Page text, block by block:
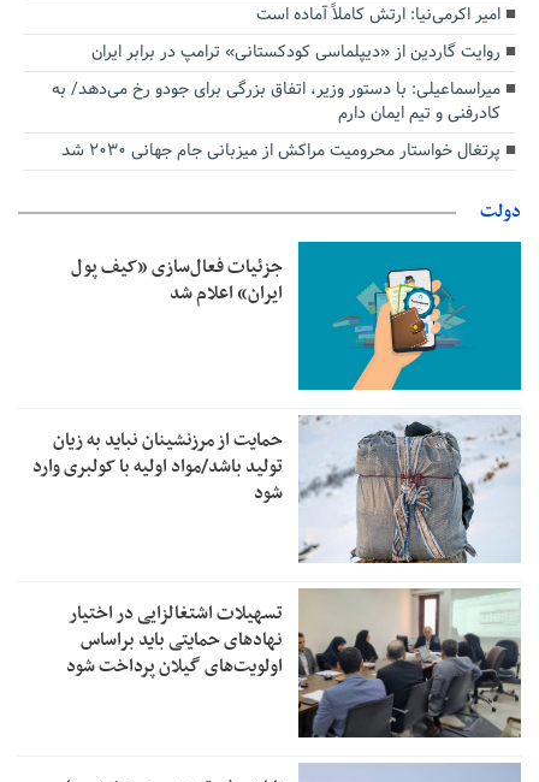
امیر اکرمی‌نیا: ارتش کاملاً آماده است
روایت گاردین از «دیپلماسی کودکستانی» ترامپ در برابر ایران
میراسماعیلی: با دستور وزیر، اتفاق بزرگی برای جودو رخ می‌دهد/ به
کادرفنی و تیم ایمان دارم
پرتغال خواستار محرومیت مراکش از میزبانی جام جهانی ۲۰۳۰ شد
دولت
جزئیات فعال‌سازی «کیف پول
ایران» اعلام شد
حمایت از مرزنشینان نباید به زیان
تولید باشد/مواد اولیه با کولبری وارد
شود
تسهیلات اشتغالزایی در اختیار
نهادهای حمایتی باید براساس
اولویت‌های گیلان پرداخت شود